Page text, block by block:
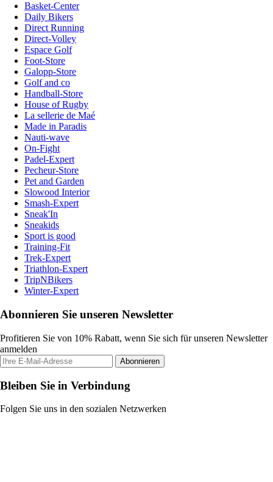
Basket-Center
Daily Bikers
Direct Running
Direct-Volley
Espace Golf
Foot-Store
Galopp-Store
Golf and co
Handball-Store
House of Rugby
La sellerie de Maé
Made in Paradis
Nauti-wave
On-Fight
Padel-Expert
Pecheur-Store
Pet and Garden
Slowood Interior
Smash-Expert
Sneak'In
Sneakids
Sport is good
Training-Fit
Trek-Expert
Triathlon-Expert
TripNBikers
Winter-Expert
Abonnieren Sie unseren Newsletter
Profitieren Sie von 10% Rabatt, wenn Sie sich für unseren Newsletter
anmelden
Abonnieren
Bleiben Sie in Verbindung
Folgen Sie uns in den sozialen Netzwerken